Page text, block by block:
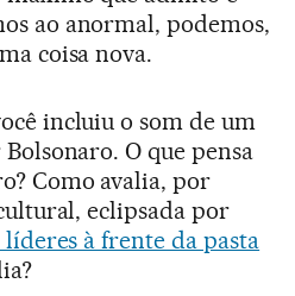
ao anormal, podemos,
coisa nova.
incluiu o som de um
O que pensa
Como avalia, por
eclipsada por
à frente da pasta